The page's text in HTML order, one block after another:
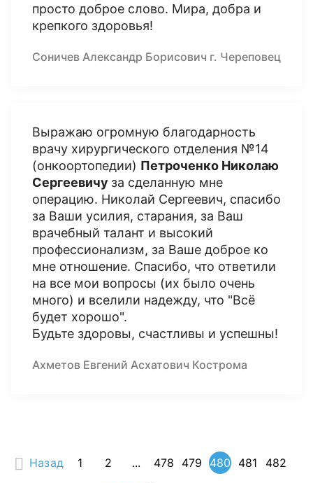
просто доброе слово. Мира, добра и
крепкого здоровья!
Соничев Александр Борисович г. Череповец
Выражаю огромную благодарность
врачу хирургического отделения №14
(онкоортопедии) Петроченко Николаю
Сергеевичу за сделанную мне
операцию. Николай Сергеевич, спасибо
за Ваши усилия, старания, за Ваш
врачебный талант и высокий
профессионализм, за Ваше доброе ко
мне отношение. Спасибо, что ответили
на все мои вопросы (их было очень
много) и вселили надежду, что "Всё
будет хорошо".
Будьте здоровы, счастливы и успешны!
Ахметов Евгений Асхатович Кострома
Назад 1 2 ... 478 479 480 481
482